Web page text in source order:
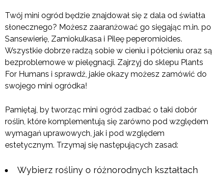
Twój mini ogród będzie znajdował się z dala od światła
słonecznego? Możesz zaaranżować go sięgając m.in. po
Sansewierię, Zamiokulkasa i Pileę peperomioides.
Wszystkie dobrze radzą sobie w cieniu i półcieniu oraz są
bezproblemowe w pielęgnacji. Zajrzyj do sklepu Plants
For Humans i sprawdź, jakie okazy możesz zamówić do
swojego mini ogródka!
Pamiętaj, by tworząc mini ogród zadbać o taki dobór
roślin, które komplementują się zarówno pod względem
wymagań uprawowych, jak i pod względem
estetycznym. Trzymaj się następujących zasad:
Wybierz rośliny o różnorodnych kształtach